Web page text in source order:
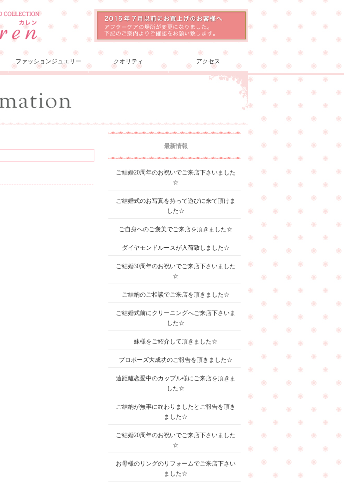
ファッションジュエリー クオリティ アクセス
最新情報
ご結婚20周年のお祝いでご来店下さいました
☆
ご結婚式のお写真を持って遊びに来て頂けま
した☆
ご自身へのご褒美でご来店を頂きました☆
ダイヤモンドルースが入荷致しました☆
ご結婚30周年のお祝いでご来店下さいました
☆
ご結納のご相談でご来店を頂きました☆
ご結婚式前にクリーニングへご来店下さいま
した☆
妹様をご紹介して頂きました☆
プロポーズ大成功のご報告を頂きました☆
遠距離恋愛中のカップル様にご来店を頂きま
した☆
ご結納が無事に終わりましたとご報告を頂き
ました☆
ご結婚20周年のお祝いでご来店下さいました
☆
お母様のリングのリフォームでご来店下さい
ました☆